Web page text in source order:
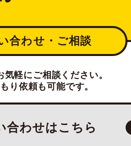
合わせ・ご相談
気軽にご相談ください。
り依頼も可能です。
合わせはこちら